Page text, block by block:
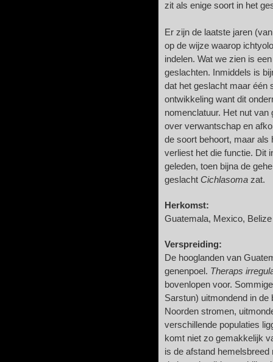
zit als enige soort in het
Er zijn de laatste jaren
op de wijze waarop
indelen. Wat we zien is
geslachten. Inmiddels is
dat het geslacht maar één
ontwikkeling want dit
nomenclatuur. Het nut
over verwantschap en
de soort behoort, maar als
verliest het die functie. Dit
geleden, toen bijna de
geslacht Cichlasoma zat.
Herkomst:
Guatemala, Mexico, Belize
Verspreiding:
De hooglanden van
genenpoel. Theraps
bovenlopen voor.
Sarstun) uitmondend in de
Noorden stromen,
verschillende populaties
komt niet zo gemakkelijk
is de afstand